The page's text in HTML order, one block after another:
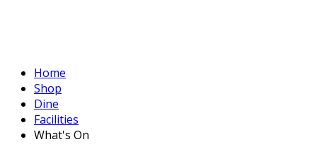
Home
Shop
Dine
Facilities
What's On